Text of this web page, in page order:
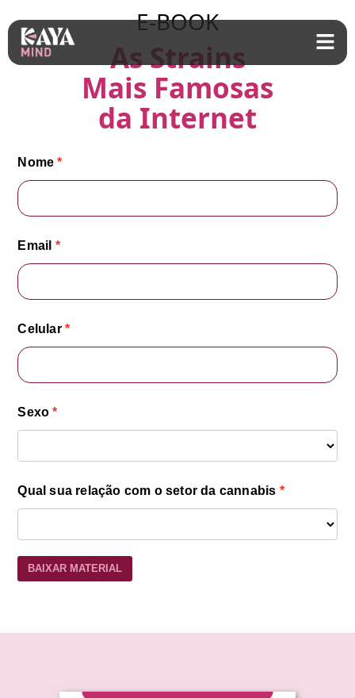
E-BOOK
As Strains
Mais Famosas
da Internet
Nome
Email
Celular
Sexo
Qual sua relação com o setor da cannabis
BAIXAR MATERIAL